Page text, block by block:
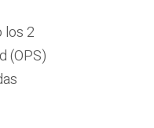
los 2
(OPS)